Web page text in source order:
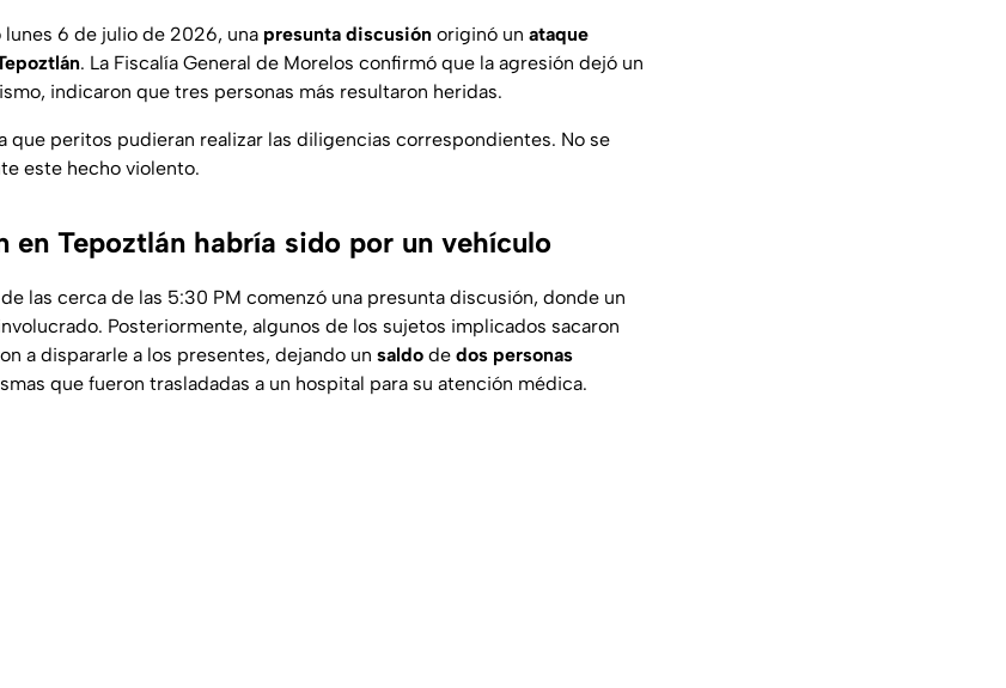
6 de julio de 2026, una presunta discusión originó un ataque
. La Fiscalía General de Morelos confirmó que la agresión dejó un
indicaron que tres personas más resultaron heridas.
que peritos pudieran realizar las diligencias correspondientes. No se
este hecho violento.
en Tepoztlán habría sido por un vehículo
las cerca de las 5:30 PM comenzó una presunta discusión, donde un
Posteriormente, algunos de los sujetos implicados sacaron
a dispararle a los presentes, dejando un saldo de dos personas
que fueron trasladadas a un hospital para su atención médica.